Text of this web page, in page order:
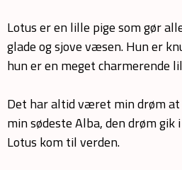
Lotus er en lille pige som gør
glade og sjove væsen. Hun er
hun er en meget charmerende
Det har altid været min drøm
min sødeste Alba, den drøm
Lotus kom til verden.